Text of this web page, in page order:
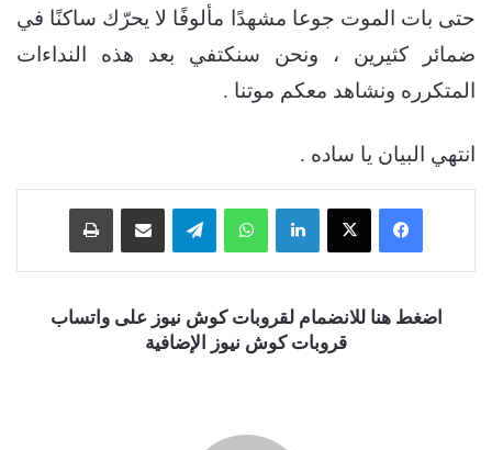
حتى بات الموت جوعا مشهدًا مألوفًا لا يحرّك ساكنًا في
ضمائر كثيرين ، ونحن سنكتفي بعد هذه النداءات
المتكرره ونشاهد معكم موتنا .
انتهي البيان يا ساده .
فيسبوك ‫X لينكدإن واتساب تيلقرام
اضغط هنا للانضمام لقروبات كوش نيوز على واتساب
قروبات كوش نيوز الإضافية